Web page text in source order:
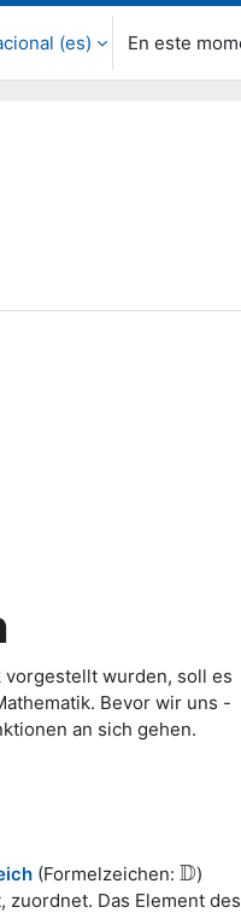
‎(es)‎ En este
vorgestellt wurden, soll es
Bevor wir uns -
an sich gehen.
(Formelzeichen: D
D )
zuordnet. Das Element des